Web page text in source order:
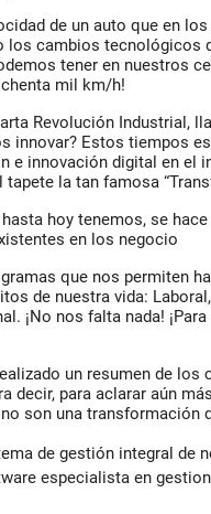
de un auto que en los
los cambios tecnológicos
tener en nuestros
mil km/h!
Revolución Industrial,
innovar? Estos tiempos
e innovación digital en el
la tan famosa
hoy tenemos, se
en los negocio
que nos permiten
de nuestra vida:
¡No nos falta nada!
un resumen de
decir, para aclarar aún
son una transformación
de gestión integral de
especialista en